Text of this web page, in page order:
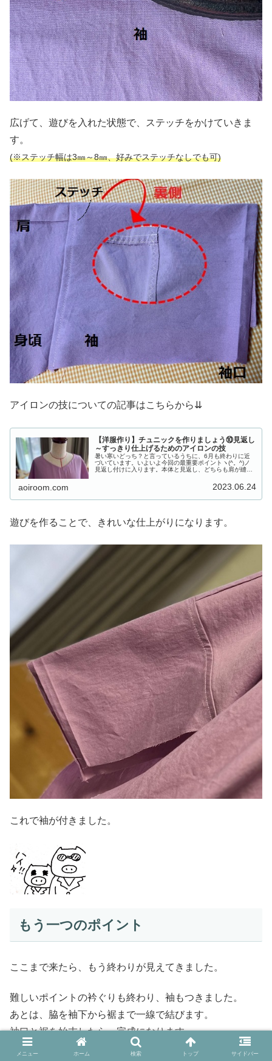
広げて、遊びを入れた状態で、ステッチをかけていきま
す。
(※ステッチ幅は3㎜～8㎜、好みでステッチなしでも可)
アイロンの技についての記事はこちらから⇊
【洋服作り】チュニックを作りましょう⑩見返し
～すっきり仕上げるためのアイロンの技
暑い寒いどっち？と言っているうちに、6月も終わりに近
づいています。いよいよ今回の最重要ポイントヽ(^。^)ノ
見返し付けに入ります。本体と見返し、どちらも肩が縫い
aoiroom.com 2023.06.24
遊びを作ることで、きれいな仕上がりになります。
これで袖が付きました。
もう一つのポイント
ここまで来たら、もう終わりが見えてきました。
難しいポイントの衿ぐりも終わり、袖もつきました。
あとは、脇を袖下から裾まで一線で結びます。
袖口と裾を始末したら、完成になります。
メニュー ホーム 検索 トップ サイドバー